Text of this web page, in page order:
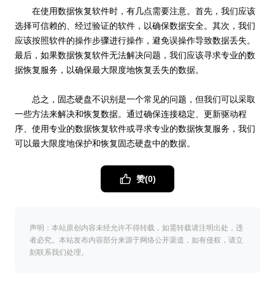
在使用数据恢复软件时，有几点需要注意。首先，我们应该
选择可信赖的、经过验证的软件，以确保数据安全。其次，我们
应该按照软件的操作步骤进行操作，避免误操作导致数据丢失。
最后，如果数据恢复软件无法解决问题，我们应该寻求专业的数
据恢复服务，以确保最大限度地恢复丢失的数据。
总之，固态硬盘不识别是一个常见的问题，但我们可以采取
一些方法来解决和恢复数据。通过确保连接稳定、更新驱动程
序、使用专业的数据恢复软件或寻求专业的数据恢复服务，我们
可以最大限度地保护和恢复固态硬盘中的数据。
赞(0)
声明：本站原创内容未经允许不得转载，如需转载请注明出处，违
者必究。本站发布内容部分来源于网络公开渠道，如有侵权，请立
刻联系我们处理。